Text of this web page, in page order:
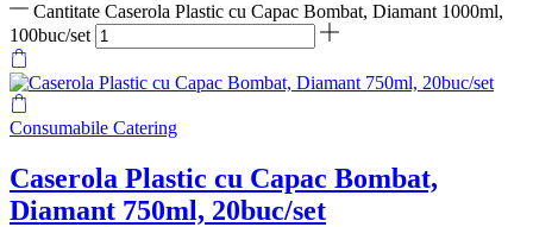
Cantitate Caserola Plastic cu Capac Bombat, Diamant 1000ml,
100buc/set
Consumabile Catering
Caserola Plastic cu Capac Bombat,
Diamant 750ml, 20buc/set